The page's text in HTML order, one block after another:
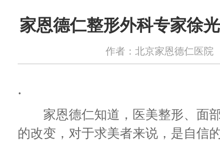
家恩德仁整形外科专家徐
作者：北京家恩德仁医院
.
家恩德仁知道，医美整形、面部
的改变，对于求美者来说，是自信